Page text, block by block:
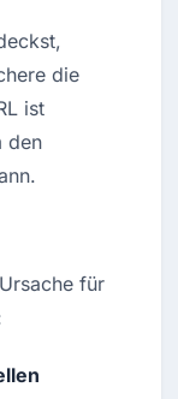
die
ist
den
für